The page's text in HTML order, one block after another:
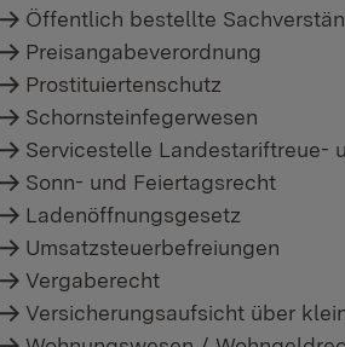
Öffentlich bestellte
Preisangabeverordnung
Prostituiertenschutz
Schornsteinfegerwesen
Servicestelle Landestariftreue-
Sonn- und Feiertagsrecht
Ladenöffnungsgesetz
Umsatzsteuerbefreiungen
Vergaberecht
Versicherungsaufsicht über